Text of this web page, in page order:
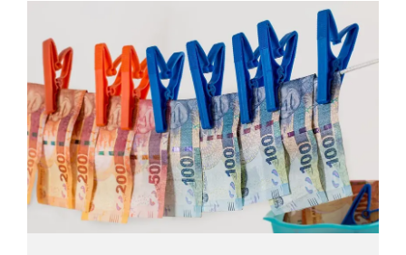
causa di una modifica dei rendimenti risalente al 1986,
precedente alla loro sottoscrizione, e di un timbro
che Poste aveva messo sopra la tabella, la quale
riportava un generico...